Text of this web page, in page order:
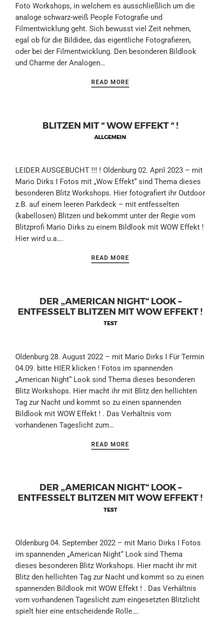
Foto Workshops, in welchem es ausschließlich um die
analoge schwarz-weiß People Fotografie und
Filmentwicklung geht. Sich bewusst viel Zeit nehmen,
egal ob für die Bildidee, das eigentliche Fotografieren,
oder bei der Filmentwicklung. Den besonderen Bildlook
und Charme der Analogen…
READ MORE
BLITZEN MIT “ WOW EFFEKT “ !
ALLGEMEIN
LEIDER AUSGEBUCHT !!! ! Oldenburg 02. April 2023 – mit
Mario Dirks I Fotos mit „Wow Effekt“ sind Thema dieses
besonderen Blitz Workshops. Hier fotografiert ihr Outdoor
z.B. auf einem leeren Parkdeck – mit entfesselten
(kabellosen) Blitzen und bekommt unter der Regie vom
Blitzprofi Mario Dirks zu einem Bildlook mit WOW Effekt !
Hier wird u.a….
READ MORE
DER „AMERICAN NIGHT“ LOOK –
ENTFESSELT BLITZEN MIT WOW EFFEKT !
TEST
Oldenburg 28. August 2022 – mit Mario Dirks I Für Termin
04.09. bitte HIER klicken ! Fotos im spannenden
„American Night“ Look sind Thema dieses besonderen
Blitz Workshops. Hier macht ihr mit Blitz den hellichten
Tag zur Nacht und kommt so zu einen spannenden
Bildlook mit WOW Effekt ! . Das Verhältnis vom
vorhandenen Tageslicht zum…
READ MORE
DER „AMERICAN NIGHT“ LOOK –
ENTFESSELT BLITZEN MIT WOW EFFEKT !
TEST
Oldenburg 04. September 2022 – mit Mario Dirks I Fotos
im spannenden „American Night“ Look sind Thema
dieses besonderen Blitz Workshops. Hier macht ihr mit
Blitz den hellichten Tag zur Nacht und kommt so zu einen
spannenden Bildlook mit WOW Effekt ! . Das Verhältnis
vom vorhandenen Tageslicht zum eingesetzten Blitzlicht
spielt hier eine entscheidende Rolle….